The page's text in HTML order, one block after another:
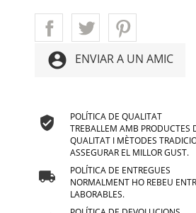
account_circle ENVIAR A UN AMIC
POLÍTICA DE QUALITAT
TREBALLEM AMB PRODUCTES
QUALITAT I MÈTODES
ASSEGURAR EL MILLOR GUST.
POLÍTICA DE ENTREGUES
NORMALMENT HO REBEU
LABORABLES.